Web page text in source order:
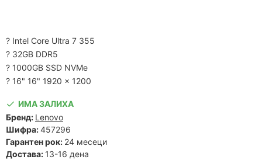
? Intel Core Ultra 7 355
? 32GB DDR5
? 1000GB SSD NVMe
? 16" 16" 1920 x 1200
ИМА ЗАЛИХА
Бренд: Lenovo
Шифра:457296
Гарантен рок: 24 месеци
Достава: 13-16 дена